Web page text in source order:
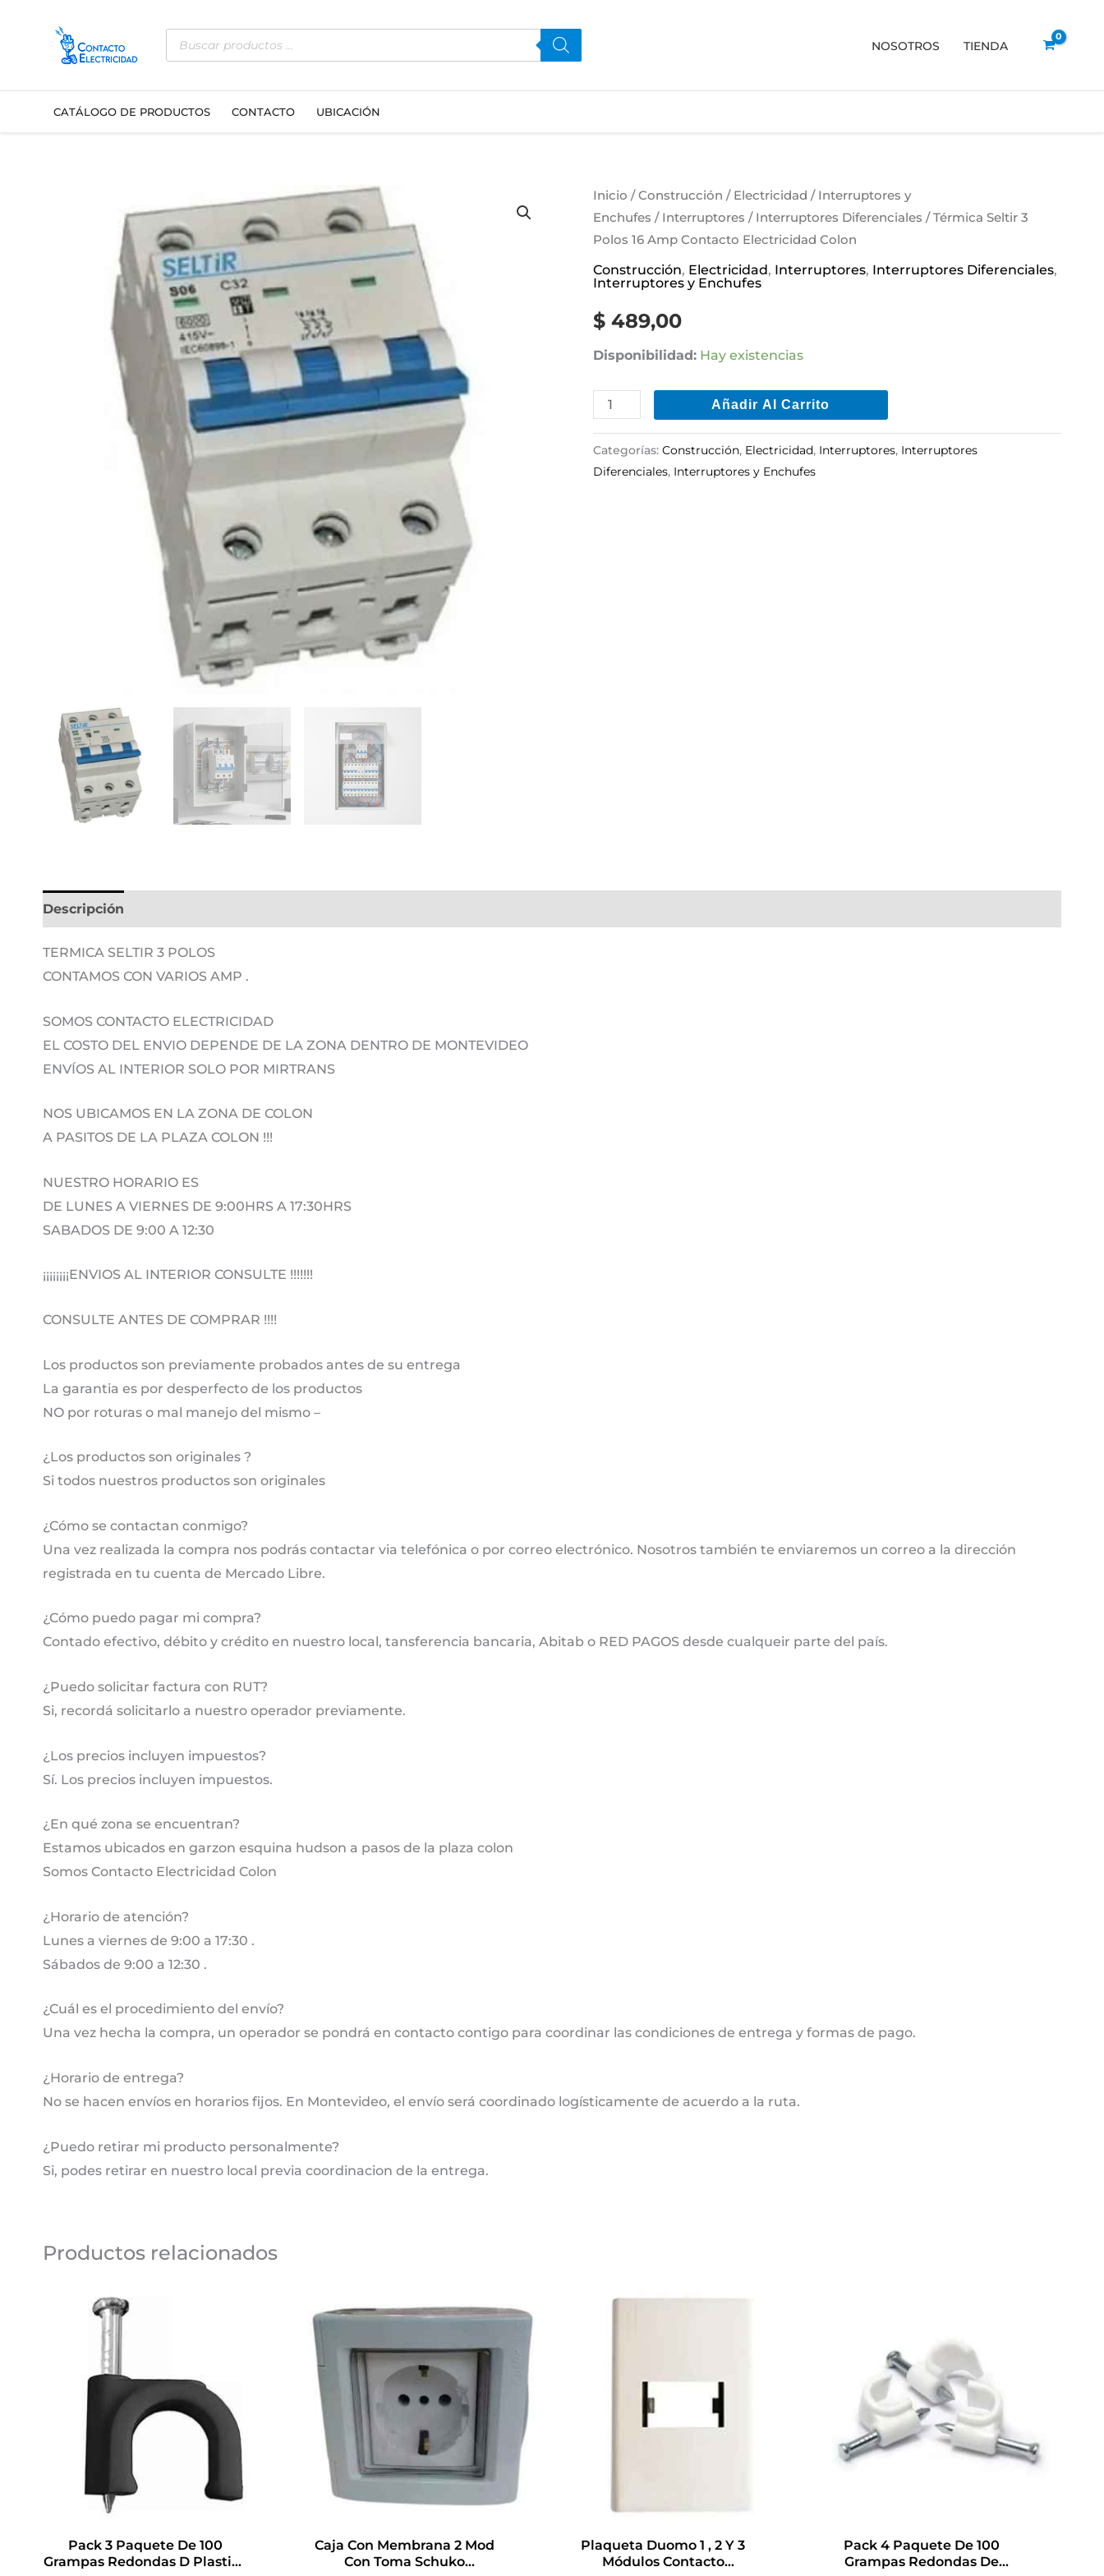
contenido
Búsqueda
de
productos
NOSOTROS TIENDA
CATÁLOGO DE PRODUCTOS CONTACTO UBICACIÓN
Inicio /Construcción / Electricidad / Interruptores y
Enchufes / Interruptores / Interruptores Diferenciales / Térmica Seltir 3
Polos 16 Amp Contacto Electricidad Colon
Construcción, Electricidad, Interruptores, Interruptores Diferenciales,
Interruptores y Enchufes
$489,00
Disponibilidad: Hay existencias
Térmica
Seltir
3
Polos
16
Amp
Electricidad
Colon
cantidad
Añadir Al Carrito
Categorías: Construcción, Electricidad, Interruptores, Interruptores
Diferenciales, Interruptores y Enchufes
Descripción
TERMICA SELTIR 3 POLOS
CONTAMOS CON VARIOS AMP .
SOMOS CONTACTO ELECTRICIDAD
EL COSTO DEL ENVIO DEPENDE DE LA ZONA DENTRO DE MONTEVIDEO
ENVÍOS AL INTERIOR SOLO POR MIRTRANS
NOS UBICAMOS EN LA ZONA DE COLON
A PASITOS DE LA PLAZA COLON !!!
NUESTRO HORARIO ES
DE LUNES A VIERNES DE 9:00HRS A 17:30HRS
SABADOS DE 9:00 A 12:30
¡¡¡¡¡¡¡¡ENVIOS AL INTERIOR CONSULTE !!!!!!!
CONSULTE ANTES DE COMPRAR !!!!
Los productos son previamente probados antes de su entrega
La garantia es por desperfecto de los productos
NO por roturas o mal manejo del mismo –
¿Los productos son originales ?
Si todos nuestros productos son originales
¿Cómo se contactan conmigo?
Una vez realizada la compra nos podrás contactar via telefónica o por correo electrónico. Nosotros también te enviaremos un correo a la dirección
registrada en tu cuenta de Mercado Libre.
¿Cómo puedo pagar mi compra?
Contado efectivo, débito y crédito en nuestro local, tansferencia bancaria, Abitab o RED PAGOS desde cualqueir parte del país.
¿Puedo solicitar factura con RUT?
Si, recordá solicitarlo a nuestro operador previamente.
¿Los precios incluyen impuestos?
Sí. Los precios incluyen impuestos.
¿En qué zona se encuentran?
Estamos ubicados en garzon esquina hudson a pasos de la plaza colon
Somos Contacto Electricidad Colon
¿Horario de atención?
Lunes a viernes de 9:00 a 17:30 .
Sábados de 9:00 a 12:30 .
¿Cuál es el procedimiento del envío?
Una vez hecha la compra, un operador se pondrá en contacto contigo para coordinar las condiciones de entrega y formas de pago.
¿Horario de entrega?
No se hacen envíos en horarios fijos. En Montevideo, el envío será coordinado logísticamente de acuerdo a la ruta.
¿Puedo retirar mi producto personalmente?
Si, podes retirar en nuestro local previa coordinacion de la entrega.
Productos relacionados
Pack 3 Paquete De 100
Grampas Redondas D Plastico
Caja Con Membrana 2 Mod
Con Toma Schuko
Plaqueta Duomo 1 , 2 Y 3
Módulos Contacto
Pack 4 Paquete De 100
Grampas Redondas De